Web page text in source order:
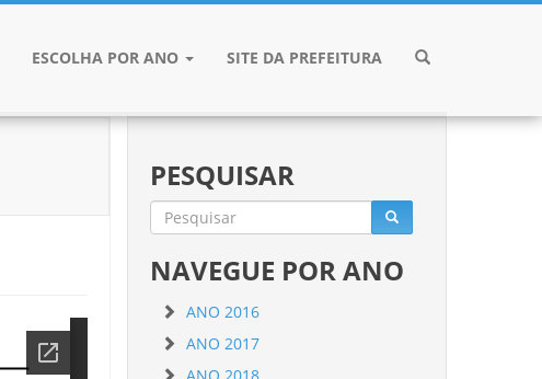
ESCOLHA POR ANO SITE DA PREFEITURA
PESQUISAR
NAVEGUE POR ANO
ANO 2016
ANO 2017